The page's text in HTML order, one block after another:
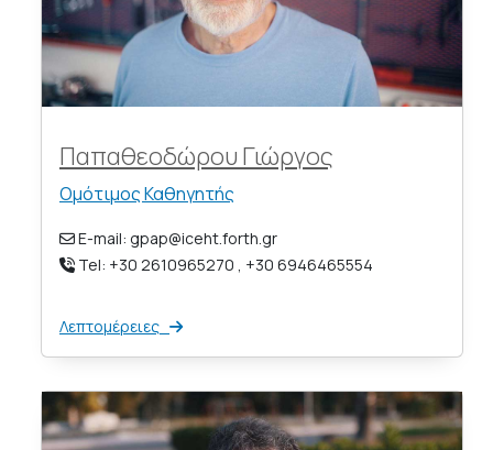
Παπαθεoδώρου Γιώργος
Ομότιμος Καθηγητής
E-mail: gpap@iceht.forth.gr
Tel: +30 2610965270 , +30 6946465554
Λεπτομέρειες